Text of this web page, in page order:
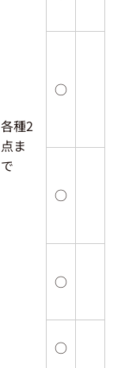
各種2
点ま
で
○
○
○
○